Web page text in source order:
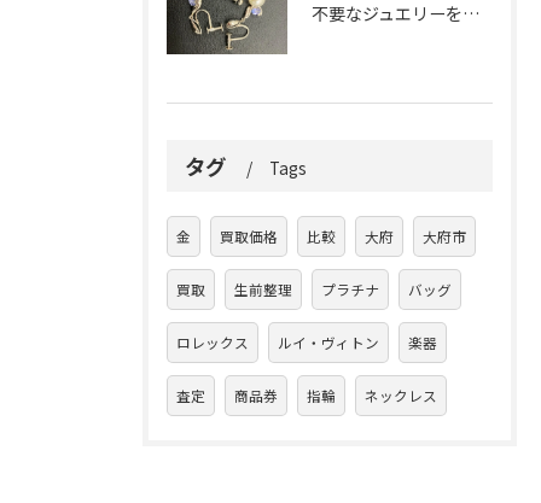
不要なジュエリーを眠らせていませんか？
タグ Tags
金 買取価格 比較 大府 大府市
買取 生前整理 プラチナ バッグ
ロレックス ルイ・ヴィトン 楽器
査定 商品券 指輪 ネックレス